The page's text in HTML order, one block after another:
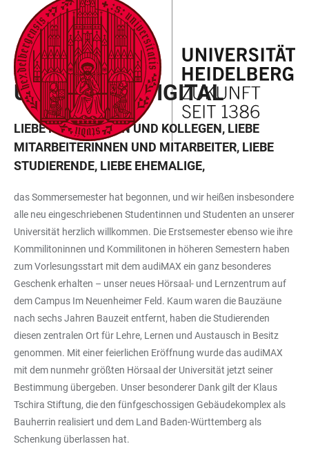
LINKS
ZUR
BARRIEREFREIHEIT
ZUM
HAUPTINHALT
HAUPTNAVIGATION
ÖFFNEN
WEBSEITENSUCHE
ÖFFNEN
APRIL 2026
UNISPIEGEL DIGITAL
LIEBE KOLLEGINNEN UND KOLLEGEN, LIEBE
MITARBEITERINNEN UND MITARBEITER, LIEBE
STUDIERENDE, LIEBE EHEMALIGE,
das Sommersemester hat begonnen, und wir heißen insbesondere
alle neu eingeschriebenen Studentinnen und Studenten an unserer
Universität herzlich willkommen. Die Erstsemester ebenso wie ihre
Kommilitoninnen und Kommilitonen in höheren Semestern haben
zum Vorlesungsstart mit dem audiMAX ein ganz besonderes
Geschenk erhalten – unser neues Hörsaal- und Lernzentrum auf
dem Campus Im Neuenheimer Feld. Kaum waren die Bauzäune
nach sechs Jahren Bauzeit entfernt, haben die Studierenden
diesen zentralen Ort für Lehre, Lernen und Austausch in Besitz
genommen. Mit einer feierlichen Eröffnung wurde das audiMAX
mit dem nunmehr größten Hörsaal der Universität jetzt seiner
Bestimmung übergeben. Unser besonderer Dank gilt der Klaus
Tschira Stiftung, die den fünfgeschossigen Gebäudekomplex als
Bauherrin realisiert und dem Land Baden-Württemberg als
Schenkung überlassen hat.